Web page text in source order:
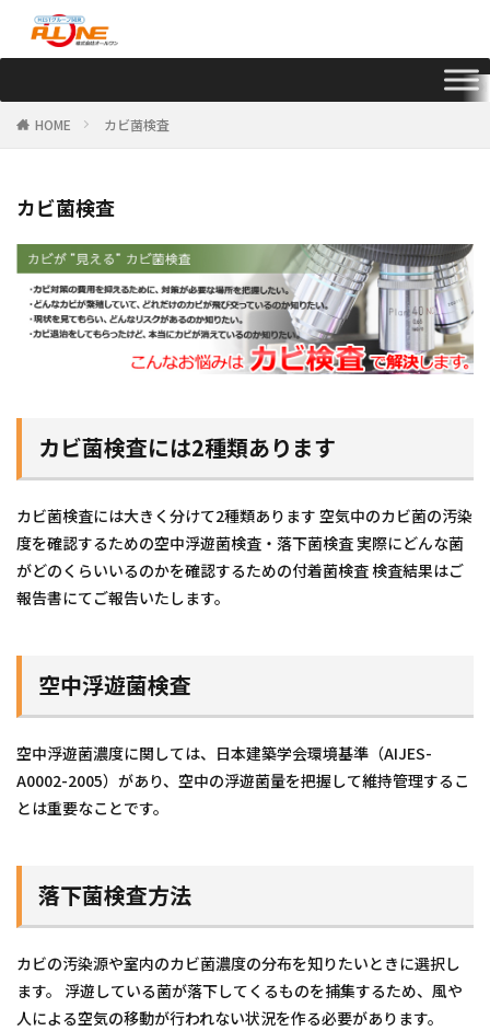
HOME カビ菌検査
カビ菌検査
カビ菌検査には2種類あります
カビ菌検査には大きく分けて2種類あります 空気中のカビ菌の汚染
度を確認するための空中浮遊菌検査・落下菌検査 実際にどんな菌
がどのくらいいるのかを確認するための付着菌検査 検査結果はご
報告書にてご報告いたします。
空中浮遊菌検査
空中浮遊菌濃度に関しては、日本建築学会環境基準（AIJES-
A0002-2005）があり、空中の浮遊菌量を把握して維持管理するこ
とは重要なことです。
落下菌検査方法
カビの汚染源や室内のカビ菌濃度の分布を知りたいときに選択し
ます。 浮遊している菌が落下してくるものを捕集するため、風や
人による空気の移動が行われない状況を作る必要があります。